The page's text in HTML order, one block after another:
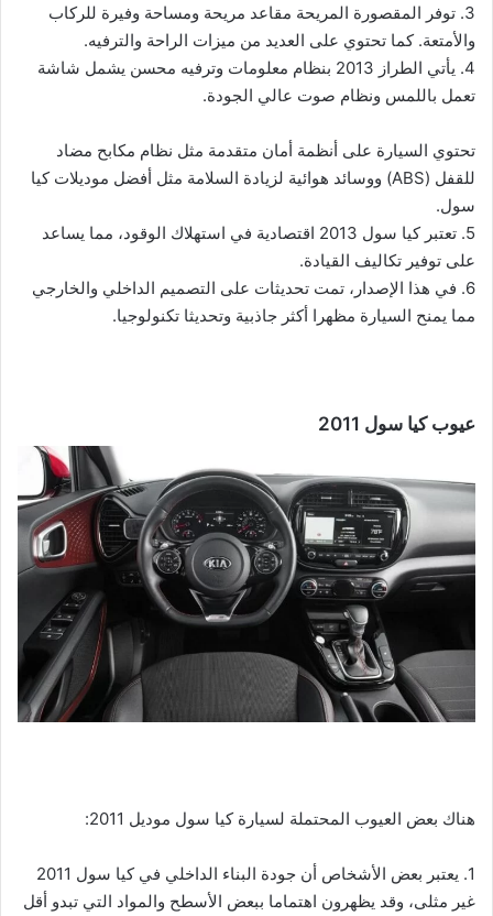
3. توفر المقصورة المريحة مقاعد مريحة ومساحة وفيرة للركاب
والأمتعة. كما تحتوي على العديد من ميزات الراحة والترفيه.
4. يأتي الطراز 2013 بنظام معلومات وترفيه محسن يشمل شاشة
تعمل باللمس ونظام صوت عالي الجودة.
تحتوي السيارة على أنظمة أمان متقدمة مثل نظام مكابح مضاد
للقفل (ABS) ووسائد هوائية لزيادة السلامة مثل أفضل موديلات كيا
سول.
5. تعتبر كيا سول 2013 اقتصادية في استهلاك الوقود، مما يساعد
على توفير تكاليف القيادة.
6. في هذا الإصدار، تمت تحديثات على التصميم الداخلي والخارجي
مما يمنح السيارة مظهرا أكثر جاذبية وتحديثا تكنولوجيا.
عيوب كيا سول 2011
هناك بعض العيوب المحتملة لسيارة كيا سول موديل 2011:
1. يعتبر بعض الأشخاص أن جودة البناء الداخلي في كيا سول 2011
غير مثلى، وقد يظهرون اهتماما ببعض الأسطح والمواد التي تبدو أقل